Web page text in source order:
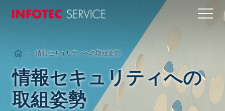
INFOTEC SERVICE
情報セキュリティへの取組姿勢
情報セキュリティへの
取組姿勢